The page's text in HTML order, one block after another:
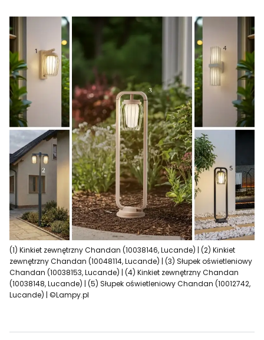
(1) Kinkiet zewnętrzny Chandan (10038146, Lucande) | (2) Kinkiet
zewnętrzny Chandan (10048114, Lucande) | (3) Słupek oświetleniowy
Chandan (10038153, Lucande) | (4) Kinkiet zewnętrzny Chandan
(10038148, Lucande) | (5) Słupek oświetleniowy Chandan (10012742,
Lucande) | ©Lampy.pl